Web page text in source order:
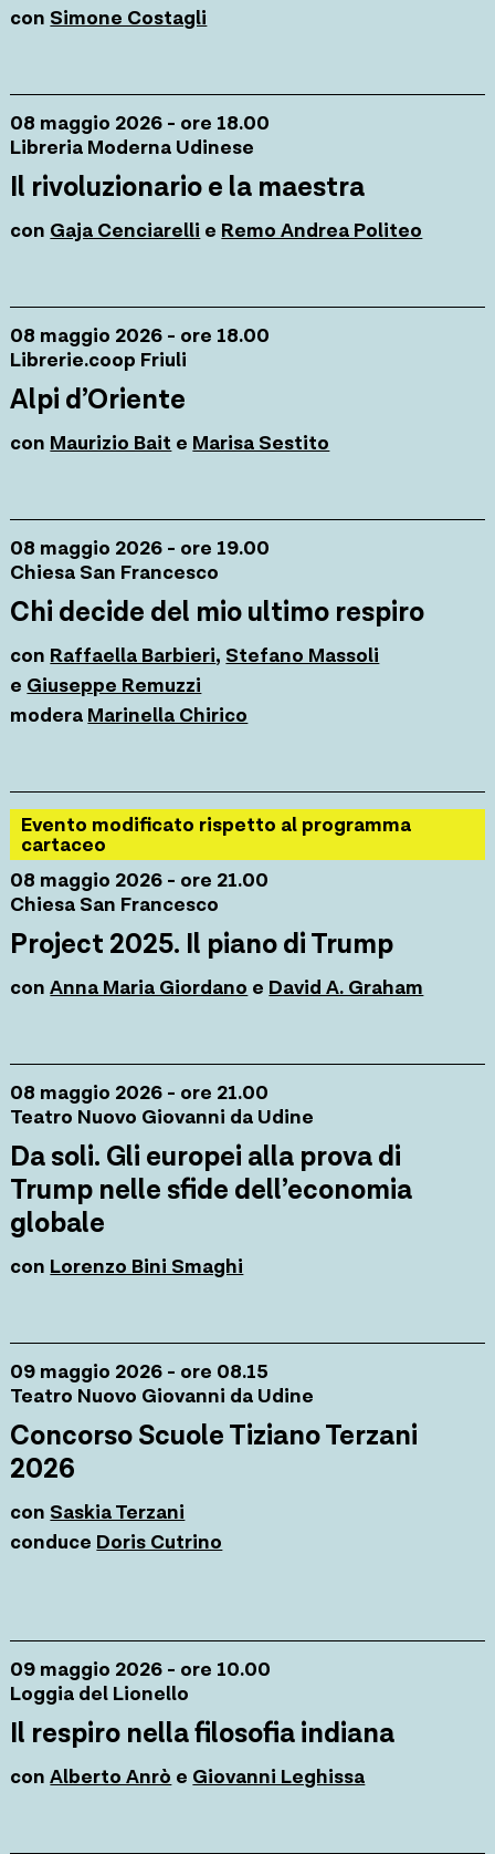
con Simone Costagli
08 maggio 2026 - ore 18.00
Libreria Moderna Udinese
Il rivoluzionario e la maestra
con Gaja Cenciarelli e Remo Andrea Politeo
08 maggio 2026 - ore 18.00
Librerie.coop Friuli
Alpi d’Oriente
con Maurizio Bait e Marisa Sestito
08 maggio 2026 - ore 19.00
Chiesa San Francesco
Chi decide del mio ultimo respiro
con Raffaella Barbieri, Stefano Massoli
e Giuseppe Remuzzi
modera Marinella Chirico
Evento modificato rispetto al programma
cartaceo
08 maggio 2026 - ore 21.00
Chiesa San Francesco
Project 2025. Il piano di Trump
con Anna Maria Giordano e David A. Graham
08 maggio 2026 - ore 21.00
Teatro Nuovo Giovanni da Udine
Da soli. Gli europei alla prova di
Trump nelle sfide dell’economia
globale
con Lorenzo Bini Smaghi
09 maggio 2026 - ore 08.15
Teatro Nuovo Giovanni da Udine
Concorso Scuole Tiziano Terzani
2026
con Saskia Terzani
conduce Doris Cutrino
09 maggio 2026 - ore 10.00
Loggia del Lionello
Il respiro nella filosofia indiana
con Alberto Anrò e Giovanni Leghissa